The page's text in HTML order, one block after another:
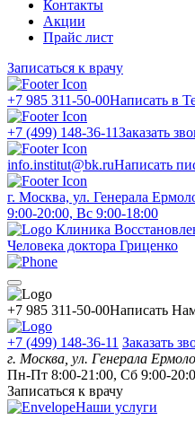
Контакты
Акции
Прайс лист
Записаться к врачу
+7 985 311-50-00Написать в
+7 (499) 148-36-11Заказать
info.institut@bk.ruНаписать
г. Москва, ул. Генерала
9:00-20:00, Вс 9:00-18:00
Клиника
Человека доктора Гриценко
+7 985 311-50-00Написать
+7 (499) 148-36-11 Заказать
г. Москва, ул. Генерала
Пн-Пт 8:00-21:00, Сб 9:00-
Записаться к врачу
Наши услуги